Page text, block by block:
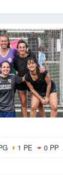
0 PP
1 PE